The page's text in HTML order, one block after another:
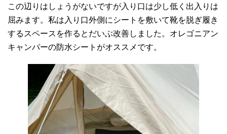
この辺りはしょうがないですが入り口は少し低く出入りは
屈みます。私は入り口外側にシートを敷いて靴を脱ぎ履き
するスペースを作るとだいぶ改善しました。オレゴニアン
キャンパーの防水シートがオススメです。